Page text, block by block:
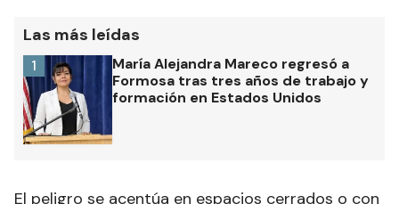
Las más leídas
María Alejandra Mareco regresó a
Formosa tras tres años de trabajo y
formación en Estados Unidos
1
El peligro se acentúa en espacios cerrados o con